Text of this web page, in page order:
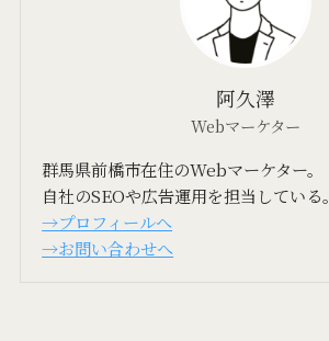
阿久澤
Webマーケター
群馬県前橋市在住のWebマーケター。
自社のSEOや広告運用を担当している。
→プロフィールへ
→お問い合わせへ